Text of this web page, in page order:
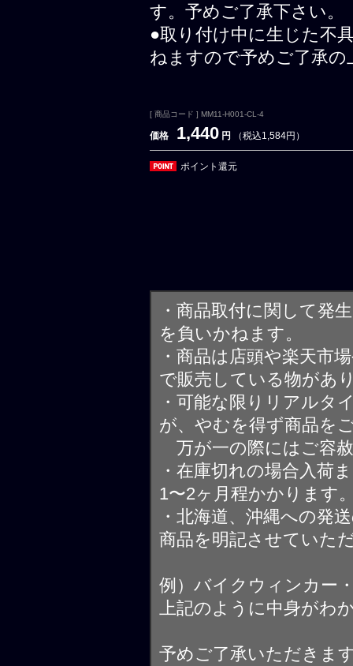
す。予めご了承下さい。
●取り付け中に生じた不
ねますので予めご了承
[ 商品コード ] MM11-H001-CL-4
価格 1,440 円 （税込1,584円）
ポイント還元
・商品取付に関して発
を負いかねます。
・商品は店頭や楽天市
で販売している物があ
・可能な限りリアルタ
が、やむを得ず商品を
万が一の際にはご容
・在庫切れの場合入荷
1〜2ヶ月程かかります
・北海道、沖縄への発
商品を明記させていた
例）バイクウィンカー
上記のように中身がわ
予めご了承いただきま